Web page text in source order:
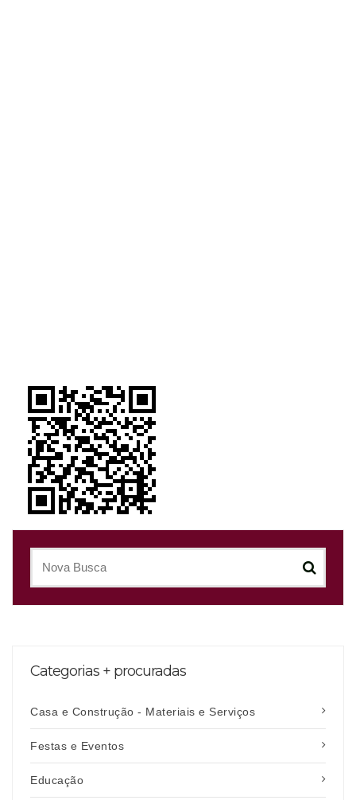
Categorias + procuradas
Casa e Construção - Materiais e Serviços
Festas e Eventos
Educação